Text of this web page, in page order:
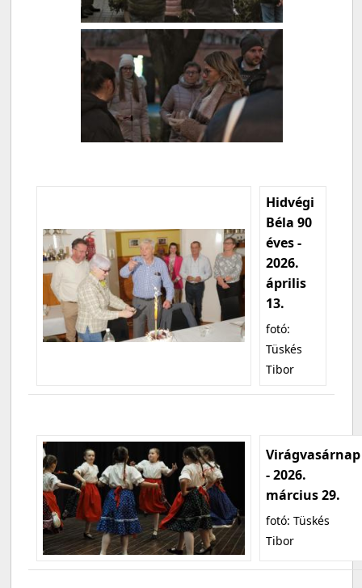
Hidvégi
Béla 90
éves -
2026.
április
13.
fotó:
Tüskés
Tibor
Virágvasárnap
- 2026.
március 29.
fotó: Tüskés
Tibor